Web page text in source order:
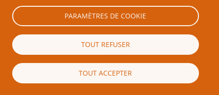
Courriel
PARAMÈTRES DE COOKIE
TOUT REFUSER
TOUT ACCEPTER